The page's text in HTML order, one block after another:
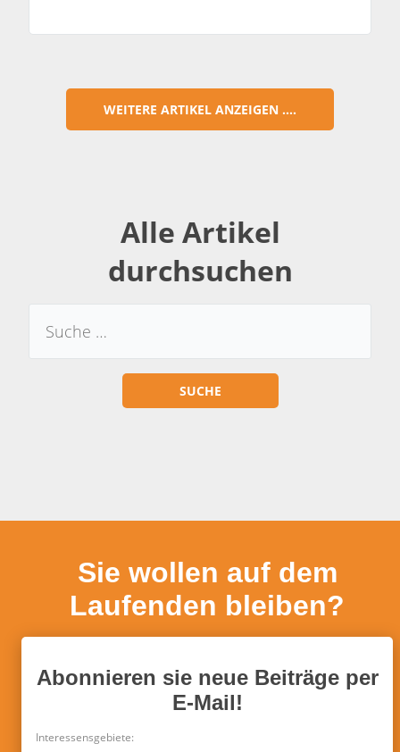
WEITERE ARTIKEL ANZEIGEN ....
Alle Artikel
durchsuchen
Sie wollen auf dem
Laufenden bleiben?
Abonnieren sie neue Beiträge per
E-Mail!
Interessensgebiete: